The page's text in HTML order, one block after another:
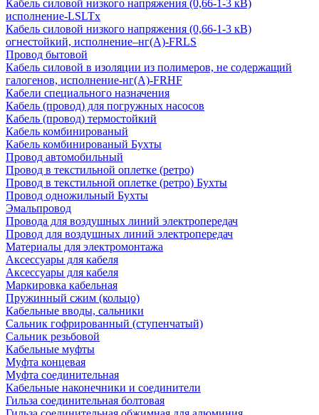
Кабель силовой низкого напряжения (0,66-1-3 кВ)
исполнение-LSLTx
Кабель силовой низкого напряжения (0,66-1-3 кВ)
огнестойкий, исполнение–нг(А)-FRLS
Провод бытовой
Кабель силовой в изоляции из полимеров, не содержащий
галогенов, исполнение-нг(А)-FRHF
Кабели специального назначения
Кабель (провод) для погружных насосов
Кабель (провод) термостойкий
Кабель комбинированый
Кабель комбинированый Бухты
Провод автомобильный
Провод в текстильной оплетке (ретро)
Провод в текстильной оплетке (ретро) Бухты
Провод одножильный Бухты
Эмальпровод
Провода для воздушных линий электропередач
Провод для воздушных линий электропередач
Материалы для электромонтажа
Аксессуары для кабеля
Аксессуары для кабеля
Маркировка кабельная
Пружинный сжим (кольцо)
Кабельные вводы, сальники
Сальник гофрированный (ступенчатый)
Сальник резьбовой
Кабельные муфты
Муфта концевая
Муфта соединительная
Кабельные наконечники и соединители
Гильза соединительная болтовая